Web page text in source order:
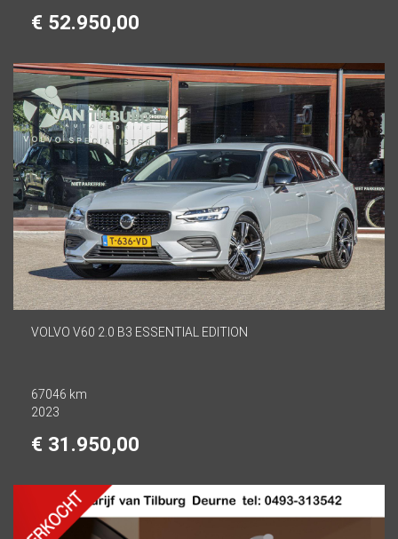
€ 52.950,00
VOLVO V60 2.0 B3 ESSENTIAL EDITION
67046 km
2023
€ 31.950,00